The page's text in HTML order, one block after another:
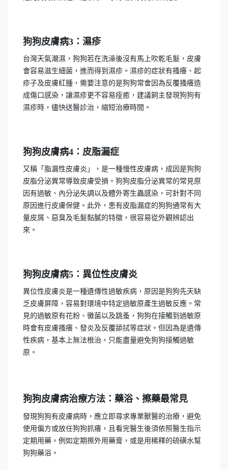
狗狗皮膚病3：濕疹
台灣天氣潮濕，狗狗若在洗澡後沒有馬上吹乾毛髮，皮膚
會容易滋生細菌，進而得到濕疹。濕疹的症狀有搔癢、起
疹子及皮膚紅腫，需要注意的是狗狗常會因為反覆搔癢造
成傷口感染，讓濕疹更不容易痊癒，建議飼主發現狗狗有
濕疹時，儘快送醫診治，縮短治療時間。
狗狗皮膚病4：皮脂漏症
又稱「脂漏性皮膚炎」，是一種慢性皮膚病，成因是狗狗
皮脂分泌異常導致皮膚受損。狗狗皮脂分泌異常的常見原
因有過敏、內分泌失調以及體外寄生蟲感染，可針對不同
原因進行皮膚保健。此外，患有皮脂漏症的狗狗通常有大
量皮屑、惡臭及毛髮黏膩的特徵，很容易從外觀辨認出
來。
狗狗皮膚病5：異位性皮膚炎
異位性皮膚炎是一種遺傳性過敏疾病，原因是狗狗先天缺
乏皮膚屏障，容易對環境中特定過敏原產生過敏反應。常
見的過敏原有花粉、黴菌以及跳蚤，狗狗在接觸到過敏原
時會有皮膚搔癢、發炎及反覆舔拭等症狀。但因為是遺傳
性疾病，基本上無法根治，只能盡量避免狗狗接觸過敏
原。
狗狗皮膚病治療方法：藥浴、擦藥最常見
發現狗狗有皮膚病時，應立即尋求專業獸醫的治療，避免
使用偏方或放任狗狗抓癢，且看完醫生後須依照醫生指示
定期用藥。例如定期擦外用藥膏，或是用稀釋的硫磺水幫
狗狗藥浴。